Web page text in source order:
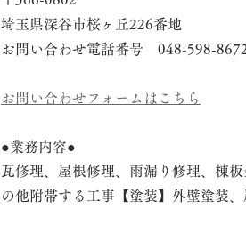
埼玉県深谷市桜ヶ丘226番地
お問い合わせ電話番号　048-598-
お問い合わせフォームはこちら
●業務内容●
瓦修理、屋根修理、雨漏り修理、棟
の他附帯する工事【塗装】外壁塗装